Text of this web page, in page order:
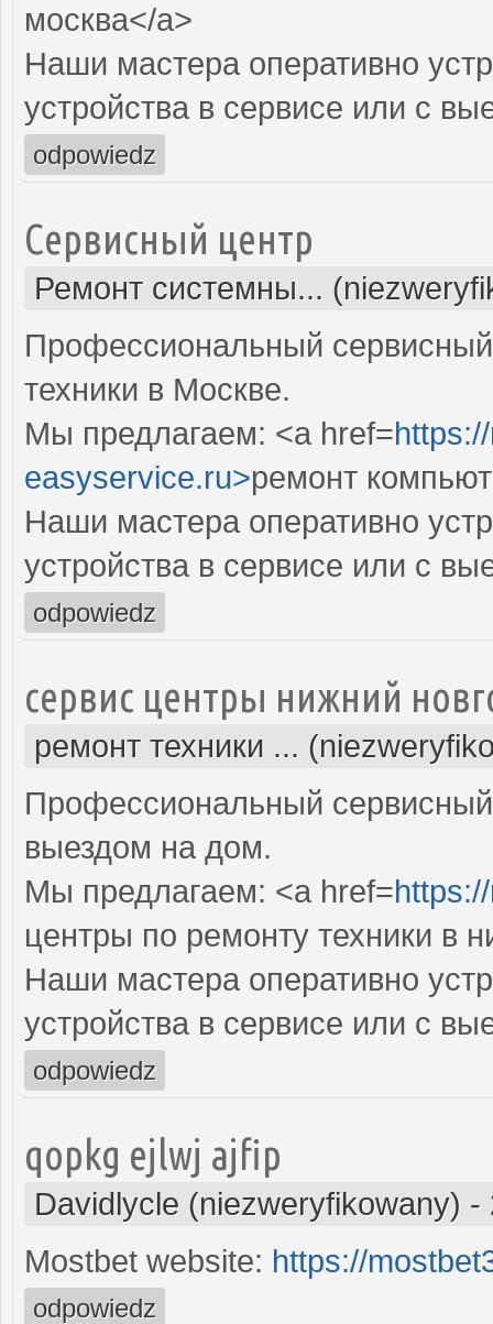
москва</a>
Наши мастера оперативно
устройства в сервисе или с
odpowiedz
Сервисный центр
Ремонт системны...
Профессиональный
техники в Москве.
Мы предлагаем: <a href=
easyservice.ru>ремонт
Наши мастера оперативно
устройства в сервисе или с
odpowiedz
сервис центры нижний
ремонт техники ...
Профессиональный
выездом на дом.
Мы предлагаем: <a href=
центры по ремонту техники в
Наши мастера оперативно
устройства в сервисе или с
odpowiedz
qopkg ejlwj ajfip
Davidlycle (niezweryfikowany) -
Mostbet website: https://
odpowiedz